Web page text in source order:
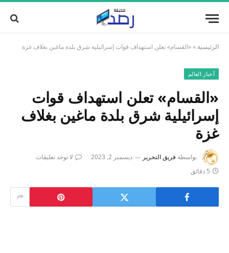
الرئيسية »«القسام» تعلن استهداف قوات إسرائيلية شرق بلدة ماغين بغلاف غزة
أخبار العالم
«القسام» تعلن استهداف قوات
إسرائيلية شرق بلدة ماغين بغلاف
غزة
بواسطة فريق التحرير ديسمبر 2, 2023
لا توجد تعليقات
5 دقائق